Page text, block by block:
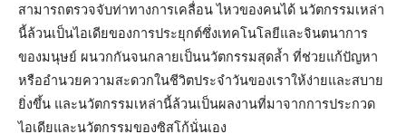
สามารถตรวจจับท่าทางการเคลื่อน ไหวของคนได้ นวัตกรรมเหล่า
นี้ล้วนเป็นไอเดียของการประยุกต์ซึ่งเทคโนโลยีและจินตนาการ
ของมนุษย์ ผนวกกันจนกลายเป็นนวัตกรรมสุดล้ำ ที่ช่วยแก้ปัญหา
หรืออำนวยความสะดวกในชีวิตประจำวันของเราให้ง่ายและสบาย
ยิ่งขึ้น และนวัตกรรมเหล่านี้ล้วนเป็นผลงานที่มาจากการประกวด
ไอเดียและนวัตกรรมของซิสโก้นั่นเอง